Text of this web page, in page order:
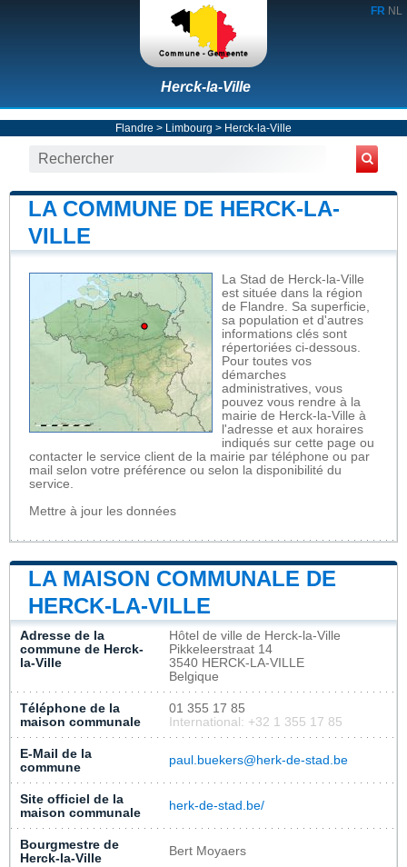
FR NL
Herck-la-Ville
Flandre > Limbourg > Herck-la-Ville
LA COMMUNE DE HERCK-LA-
VILLE
La Stad de Herck-la-Ville
est située dans la région
de Flandre. Sa superficie,
sa population et d'autres
informations clés sont
répertoriées ci-dessous.
Pour toutes vos
démarches
administratives, vous
pouvez vous rendre à la
mairie de Herck-la-Ville à
l'adresse et aux horaires
indiqués sur cette page ou
contacter le service client de la mairie par téléphone ou par
mail selon votre préférence ou selon la disponibilité du
service.
Mettre à jour les données
LA MAISON COMMUNALE DE
HERCK-LA-VILLE
Adresse de la
commune de Herck-
la-Ville
Hôtel de ville de Herck-la-Ville
Pikkeleerstraat 14
3540 HERCK-LA-VILLE
Belgique
Téléphone de la
maison communale
01 355 17 85
International: +32 1 355 17 85
E-Mail de la
commune
paul.buekers@herk-de-stad.be
Site officiel de la
maison communale
herk-de-stad.be/
Bourgmestre de
Herck-la-Ville
Bert Moyaers